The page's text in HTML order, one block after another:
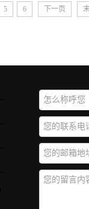
5 6 下一页